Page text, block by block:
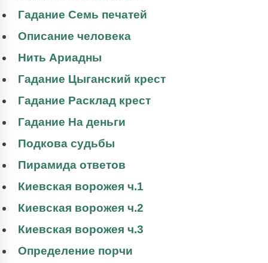
Гадание Семь печатей
Описание человека
Нить Ариадны
Гадание Цыганский крест
Гадание Расклад крест
Гадание На деньги
Подкова судьбы
Пирамида ответов
Киевская ворожея ч.1
Киевская ворожея ч.2
Киевская ворожея ч.3
Определение порчи